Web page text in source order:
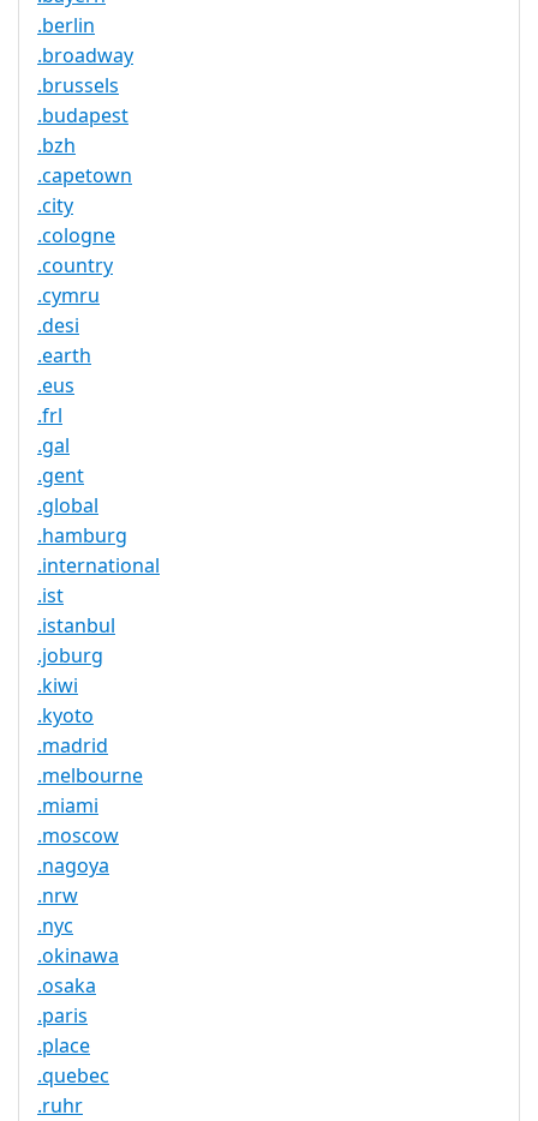
.berlin
.broadway
.brussels
.budapest
.bzh
.capetown
.city
.cologne
.country
.cymru
.desi
.earth
.eus
.frl
.gal
.gent
.global
.hamburg
.international
.ist
.istanbul
.joburg
.kiwi
.kyoto
.madrid
.melbourne
.miami
.moscow
.nagoya
.nrw
.nyc
.okinawa
.osaka
.paris
.place
.quebec
.ruhr